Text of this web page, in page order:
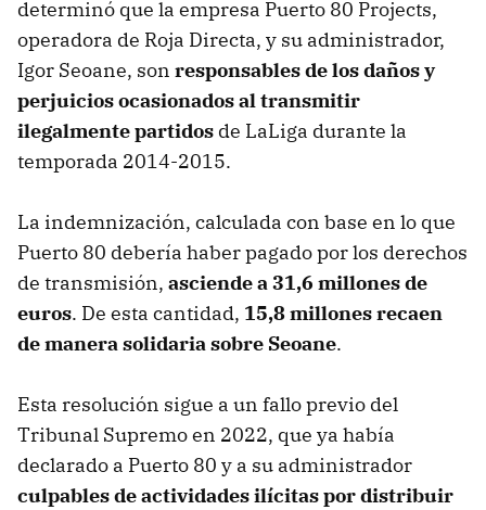
determinó que la empresa Puerto 80 Projects,
operadora de Roja Directa, y su administrador,
Igor Seoane, son responsables de los daños y
perjuicios ocasionados al transmitir
ilegalmente partidos de LaLiga durante la
temporada 2014-2015.
La indemnización, calculada con base en lo que
Puerto 80 debería haber pagado por los derechos
de transmisión, asciende a 31,6 millones de
euros. De esta cantidad, 15,8 millones recaen
de manera solidaria sobre Seoane.
Esta resolución sigue a un fallo previo del
Tribunal Supremo en 2022, que ya había
declarado a Puerto 80 y a su administrador
culpables de actividades ilícitas por distribuir